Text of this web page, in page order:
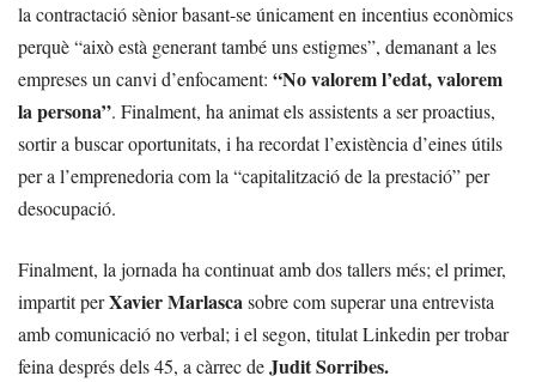
la contractació sènior basant-se únicament en incentius econòmics
perquè “això està generant també uns estigmes”, demanant a les
empreses un canvi d’enfocament: “No valorem l’edat, valorem
la persona”. Finalment, ha animat els assistents a ser proactius,
sortir a buscar oportunitats, i ha recordat l’existència d’eines útils
per a l’emprenedoria com la “capitalització de la prestació” per
desocupació.
Finalment, la jornada ha continuat amb dos tallers més; el primer,
impartit perXavier Marlascasobre com superar una entrevista
amb comunicació no verbal; i el segon, titulat Linkedin per trobar
feina després dels 45, a càrrec deJudit Sorribes.